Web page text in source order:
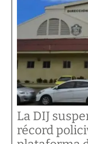
La DIJ
récord